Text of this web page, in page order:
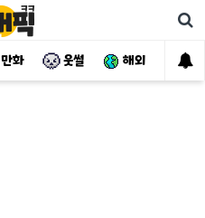
만화 웃썰 해외 핫